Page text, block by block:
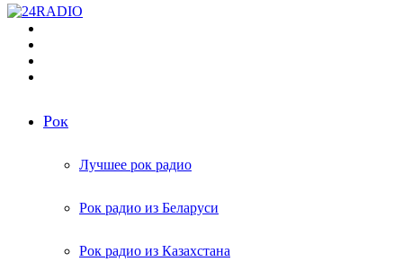
Рок
Лучшее рок радио
Рок радио из Беларуси
Рок радио из Казахстана